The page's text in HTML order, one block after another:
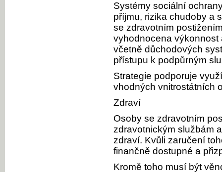
Systémy sociální
příjmu, rizika chudoby a
se zdravotním
vyhodnocena výkonnost
včetně důchodových
přístupu k podpůrným
Strategie podporuje
vhodných vnitrostátních
Zdraví
Osoby se zdravotním
zdravotnickým službám
zdraví. Kvůli zaručení
finančně dostupné a
Kromě toho musí být